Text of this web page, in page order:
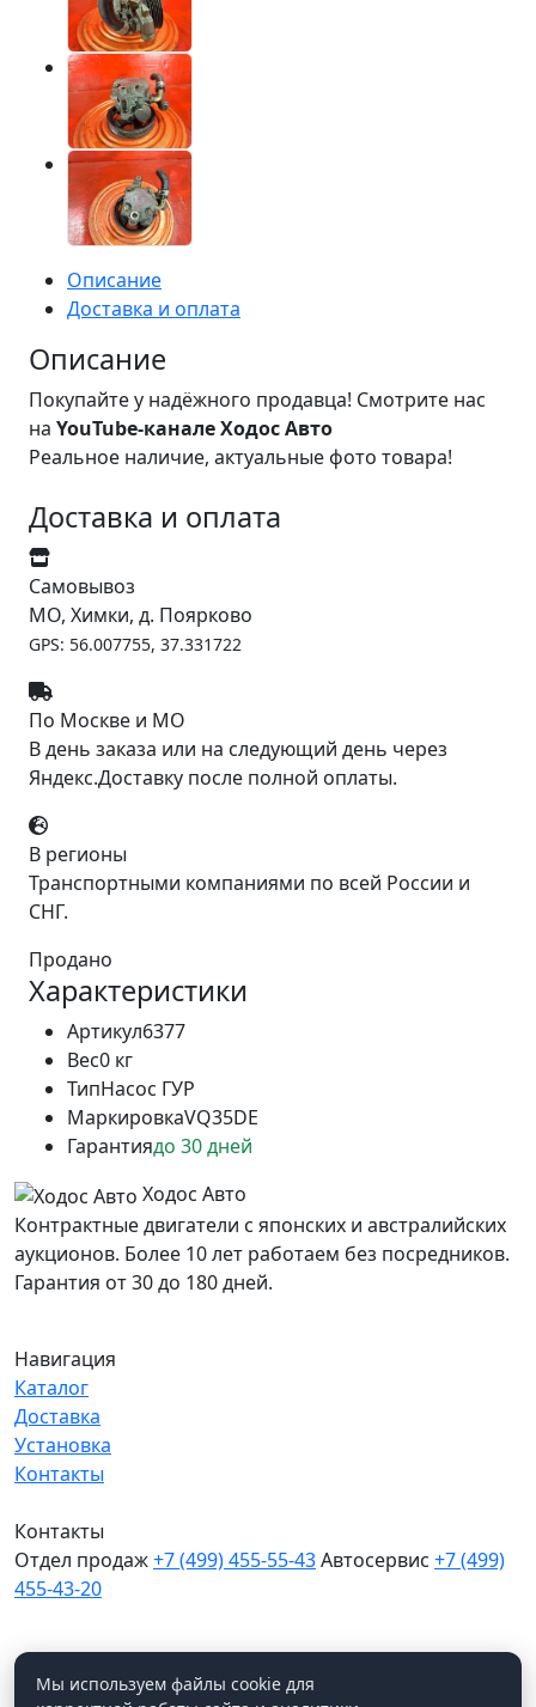
Описание
Доставка и оплата
Описание
Покупайте у надёжного продавца! Смотрите нас
на YouTube-канале Ходос Авто
Реальное наличие, актуальные фото товара!
Доставка и оплата
Самовывоз
МО, Химки, д. Поярково
GPS: 56.007755, 37.331722
По Москве и МО
В день заказа или на следующий день через
Яндекс.Доставку после полной оплаты.
В регионы
Транспортными компаниями по всей России и
СНГ.
Продано
Характеристики
Артикул6377
Вес0 кг
ТипНасос ГУР
МаркировкаVQ35DE
Гарантиядо 30 дней
Ходос Авто
Контрактные двигатели с японских и австралийских
аукционов. Более 10 лет работаем без посредников.
Гарантия от 30 до 180 дней.
Навигация
Каталог
Доставка
Установка
Контакты
Контакты
Отдел продаж+7 (499) 455-55-43Автосервис +7 (499)
455-43-20
Мы в соцсетях
Мы используем файлы cookie для